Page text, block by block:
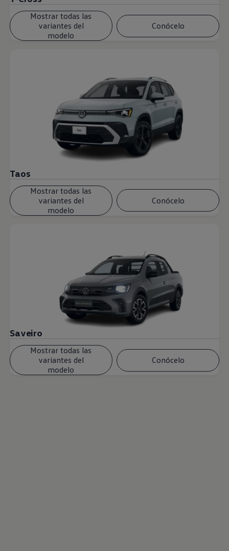
Mostrar todas las
variantes del
modelo
Conócelo
Taos
Mostrar todas las
variantes del
modelo
Conócelo
Saveiro
Mostrar todas las
variantes del
modelo
Conócelo